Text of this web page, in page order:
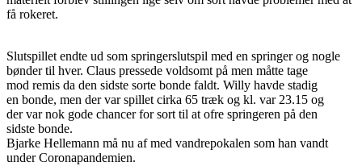
få rokeret.
Slutspillet endte ud som springerslutspil med en springer og nogle
bønder til hver. Claus pressede voldsomt på men måtte tage
mod remis da den sidste sorte bonde faldt. Willy havde stadig
en bonde, men der var spillet cirka 65 træk og kl. var 23.15 og
der var nok gode chancer for sort til at ofre springeren på den
sidste bonde.
Bjarke Hellemann må nu af med vandrepokalen som han vandt
under Coronapandemien.